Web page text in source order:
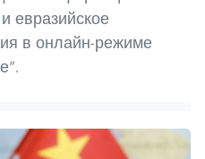
евразийское
в онлайн-режиме